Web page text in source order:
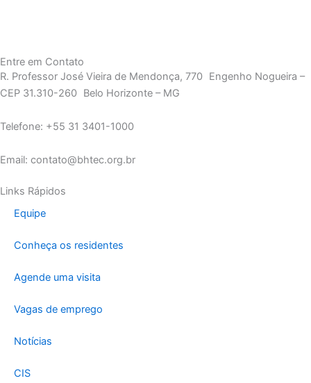
Entre em Contato
R. Professor José Vieira de Mendonça, 770 Engenho Nogueira –
CEP 31.310-260 Belo Horizonte – MG
Telefone: +55 31 3401-1000
Email: contato@bhtec.org.br
Links Rápidos
Equipe
Conheça os residentes
Agende uma visita
Vagas de emprego
Notícias
CIS